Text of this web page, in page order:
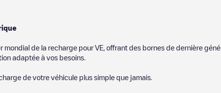
mondial de la recharge pour VE, offrant des bornes de dernière
adaptée à vos besoins.
de votre véhicule plus simple que jamais.